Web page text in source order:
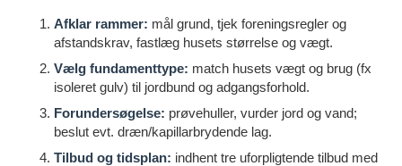
Afklar rammer: mål grund, tjek foreningsregler og
afstandskrav, fastlæg husets størrelse og vægt.
Vælg fundamenttype: match husets vægt og brug (fx
isoleret gulv) til jordbund og adgangsforhold.
Forundersøgelse: prøvehuller, vurder jord og vand;
beslut evt. dræn/kapillarbrydende lag.
Tilbud og tidsplan: indhent tre uforpligtende tilbud med